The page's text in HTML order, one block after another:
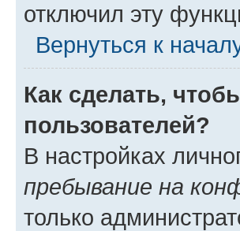
отключил эту
Вернуться к
Как сделать,
пользователей?
В настройках
пребывание на
только